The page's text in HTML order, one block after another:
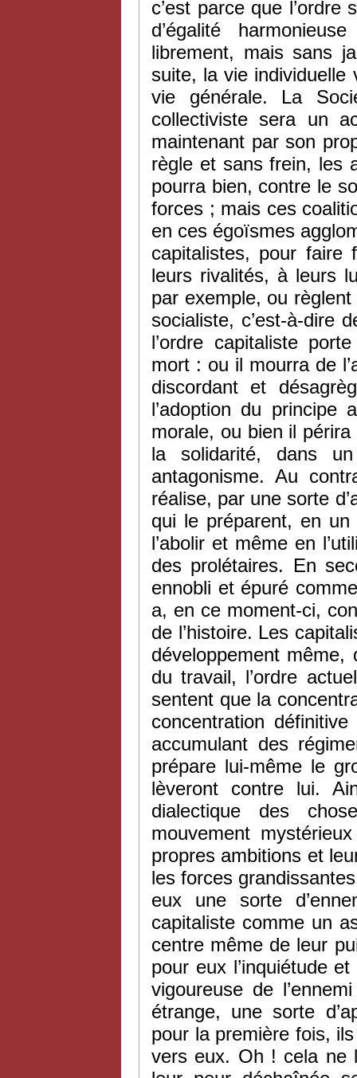
c’est parce que l’ordre
d’égalité
librement, mais sans
suite, la vie individuelle
vie générale. La
collectiviste sera un
maintenant par son
règle et sans frein, les
pourra bien, contre le
forces ; mais ces
en ces égoïsmes
capitalistes, pour faire
leurs rivalités, à leurs
par exemple, ou
socialiste, c’est-à-dire
l’ordre capitaliste
mort : ou il mourra de
discordant et
l’adoption du principe
morale, ou bien il périra
la solidarité, dans
antagonisme. Au
réalise, par une sorte
qui le préparent, en
l’abolir et même en
des prolétaires. En
ennobli et épuré
a, en ce moment-ci,
de l’histoire. Les
développement
du travail, l’ordre
sentent que la
concentration
accumulant des
prépare lui-même le
lèveront contre lui.
dialectique des
mouvement
propres ambitions et
les forces
eux une sorte
capitaliste comme un
centre même de leur
pour eux l’inquiétude
vigoureuse de
étrange, une sorte
pour la première fois,
vers eux. Oh ! cela ne